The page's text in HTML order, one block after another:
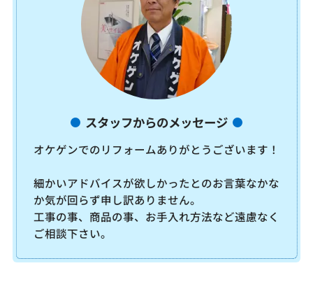
スタッフからのメッセージ
オケゲンでのリフォームありがとうございます！
細かいアドバイスが欲しかったとのお言葉なかな
か気が回らず申し訳ありません。
工事の事、商品の事、お手入れ方法など遠慮なく
ご相談下さい。